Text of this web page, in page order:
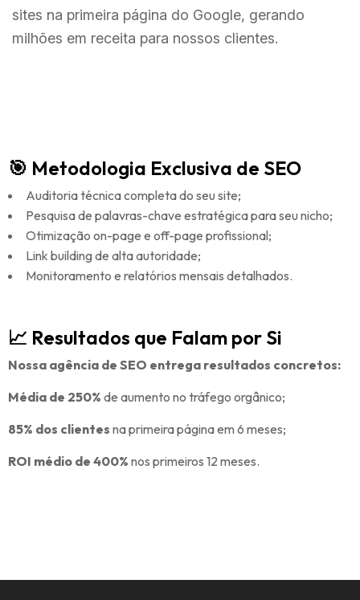
sites na primeira página do Google, gerando
milhões em receita para nossos clientes.
🎯 Metodologia Exclusiva de SEO
Auditoria técnica completa do seu site;
Pesquisa de palavras-chave estratégica para seu nicho;
Otimização on-page e off-page profissional;
Link building de alta autoridade;
Monitoramento e relatórios mensais detalhados.
📈 Resultados que Falam por Si
Nossa agência de SEO entrega resultados concretos:
Média de 250% de aumento no tráfego orgânico;
85% dos clientes na primeira página em 6 meses;
ROI médio de 400% nos primeiros 12 meses.